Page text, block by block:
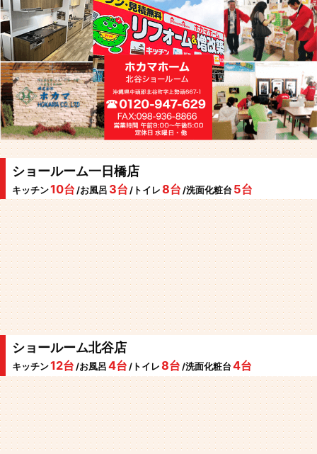
ショールーム一日橋店
キッチン10台 /お風呂 3台 /トイレ 8台 /洗面化粧台 5台
ショールーム北谷店
キッチン12台 /お風呂 4台 /トイレ 8台 /洗面化粧台 4台